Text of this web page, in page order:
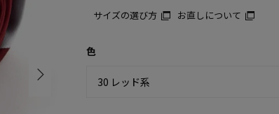
サイズの選び方 お直しについて
色